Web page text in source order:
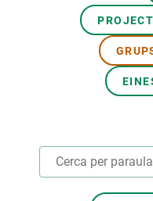
CIÈNCIA EN ACCIÓ
UNEIX-TE A NOSALTRES